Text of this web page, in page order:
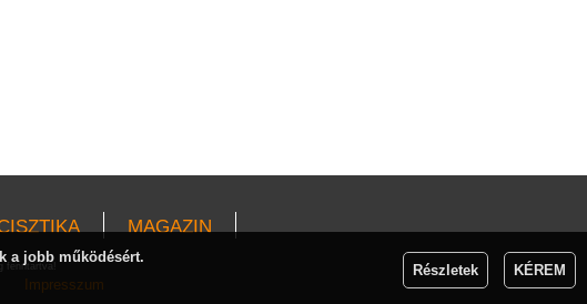
MAGAZIN
fenntartva!
Impresszum
a jobb működésért.
Részletek KÉREM